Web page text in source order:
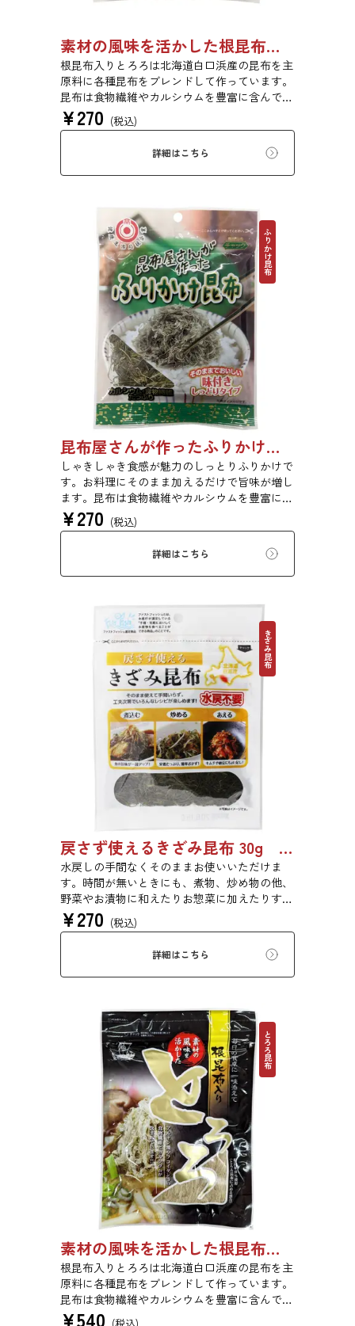
素材の風味を活かした根昆布入りとろろ 23g 単品 5袋セット 20袋セット 3481
根昆布入りとろろは北海道白口浜産の昆布を主
原料に各種昆布をブレンドして作っています。
昆布は食物繊維やカルシウムを豊富に含んでい
ます。薄くふんわりと削っており、ご飯やお吸
い物、うどんに入れて美味しく召し上がれま
す。お口の中でとろーり、つるっと広がる根昆
布入りとろろを是非ご賞味ください。
¥270 (税込)
詳細はこちら
ふりかけ昆布
昆布屋さんが作ったふりかけ昆布 30g 単品 5袋セット 20袋セット 5072
しゃきしゃき食感が魅力のしっとりふりかけで
す。お料理にそのまま加えるだけで旨味が増し
ます。昆布は食物繊維やカルシウムを豊富に含
んでいるため、バランスのとれた食生活のため
にお使いいただけます。
¥270 (税込)
詳細はこちら
きざみ昆布
戻さず使えるきざみ昆布 30g 5027
水戻しの手間なくそのままお使いいただけま
す。時間が無いときにも、煮物、炒め物の他、
野菜やお漬物に和えたりお惣菜に加えたりする
だけで一品が出来上がります。【第19回ファス
トフィッシュ選定商品】※本商品は酢を使用し
て昆布をやわらかく加工しておりますので、酢
の酸味が苦手な方はご注意してお召し上がりく
ださい。
¥270 (税込)
詳細はこちら
とろろ昆布
素材の風味を活かした根昆布入りとろろ 65g 単品 5袋セット 20袋セット 1736
根昆布入りとろろは北海道白口浜産の昆布を主
原料に各種昆布をブレンドして作っています。
昆布は食物繊維やカルシウムを豊富に含んでい
ます。薄くふんわりと削っており、ご飯やお吸
¥540